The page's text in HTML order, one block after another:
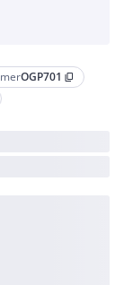
OGP701 content_copy